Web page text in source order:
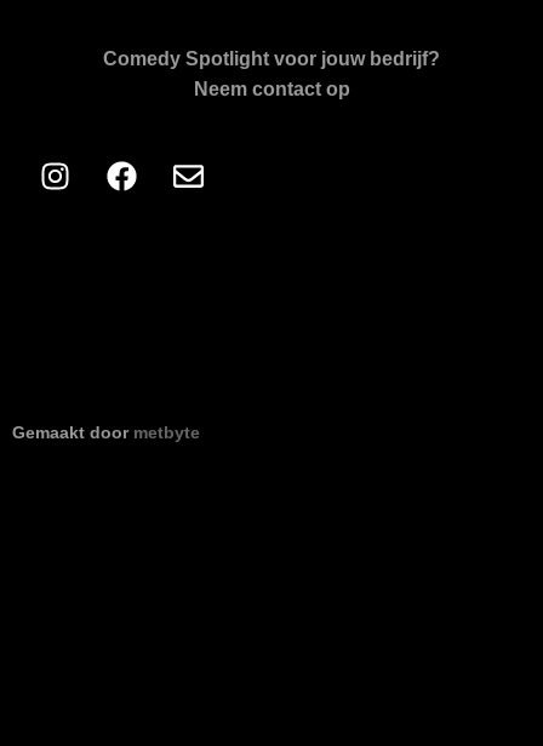
Comedy Spotlight voor jouw bedrijf?
Neem contact op
Gemaakt door metbyte